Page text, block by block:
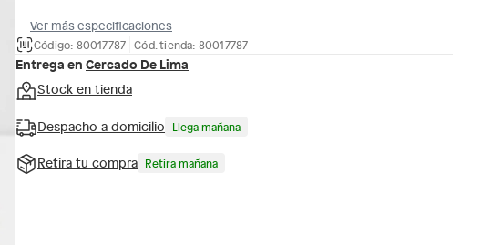
Ver más especificaciones
Código: 80017787 Cód. tienda: 80017787
Entrega en Cercado De Lima
Stock en tienda
Despacho a domicilio Llega mañana
Retira tu compra Retira mañana